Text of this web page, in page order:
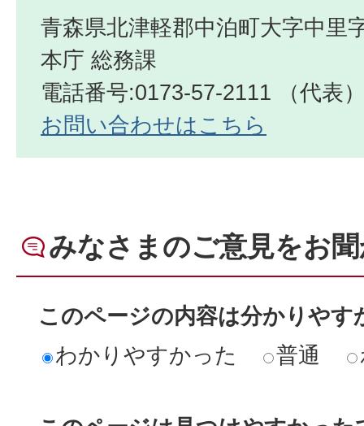
青森県北津軽郡中泊町大字中里
本庁 総務課
電話番号:0173-57-2111 （代表
お問い合わせはこちら
みなさまのご意見をお
このページの内容は分かりやす
わかりやすかった
普通